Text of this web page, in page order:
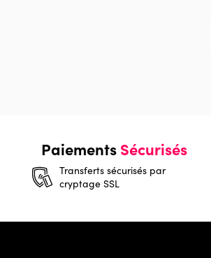
PaiementsSécurisés
Transferts sécurisés par
cryptage SSL